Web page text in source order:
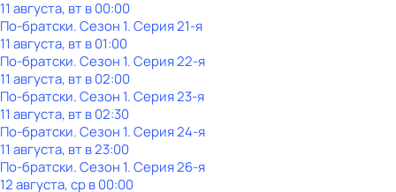
11 августа, вт в 00:00
По-братски. Сезон 1. Серия 21-я
11 августа, вт в 01:00
По-братски. Сезон 1. Серия 22-я
11 августа, вт в 02:00
По-братски. Сезон 1. Серия 23-я
11 августа, вт в 02:30
По-братски. Сезон 1. Серия 24-я
11 августа, вт в 23:00
По-братски. Сезон 1. Серия 26-я
12 августа, ср в 00:00